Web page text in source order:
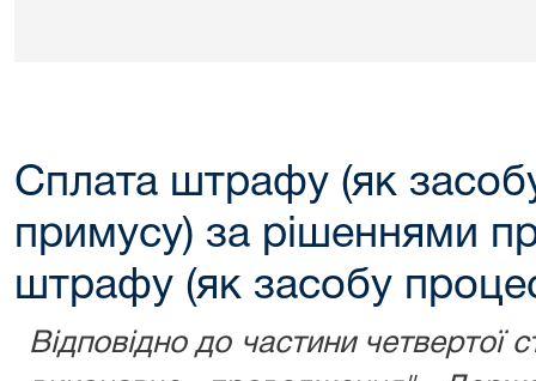
Сплата штрафу (як
примусу) за рішеннями
штрафу (як засобу
Відповідно до частини четвертої